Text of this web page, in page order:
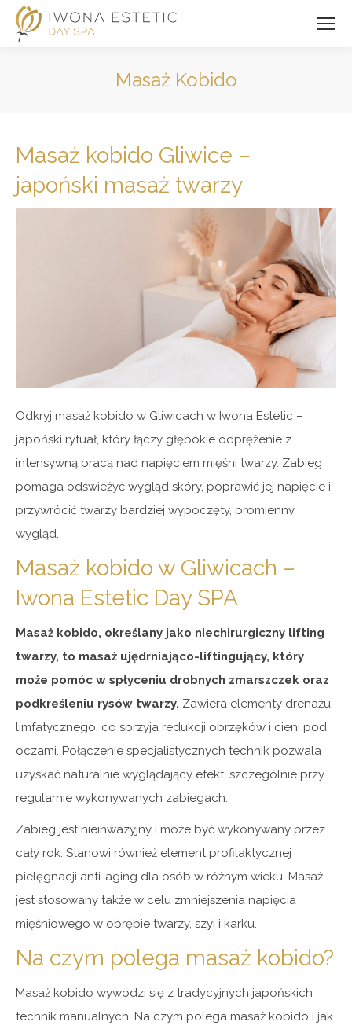
Masaż Kobido
Masaż kobido Gliwice –
japoński masaż twarzy
Odkryj masaż kobido w Gliwicach w Iwona Estetic –
japoński rytuał, który łączy głębokie odprężenie z
intensywną pracą nad napięciem mięśni twarzy. Zabieg
pomaga odświeżyć wygląd skóry, poprawić jej napięcie i
przywrócić twarzy bardziej wypoczęty, promienny
wygląd.
Masaż kobido w Gliwicach –
Iwona Estetic Day SPA
Masaż kobido, określany jako niechirurgiczny lifting
twarzy, to masaż ujędrniająco-liftingujący, który
może pomóc w spłyceniu drobnych zmarszczek oraz
podkreśleniu rysów twarzy. Zawiera elementy drenażu
limfatycznego, co sprzyja redukcji obrzęków i cieni pod
oczami. Połączenie specjalistycznych technik pozwala
uzyskać naturalnie wyglądający efekt, szczególnie przy
regularnie wykonywanych zabiegach.
Zabieg jest nieinwazyjny i może być wykonywany przez
cały rok. Stanowi również element profilaktycznej
pielęgnacji anti-aging dla osób w różnym wieku. Masaż
jest stosowany także w celu zmniejszenia napięcia
mięśniowego w obrębie twarzy, szyi i karku.
Na czym polega masaż kobido?
Masaż kobido wywodzi się z tradycyjnych japońskich
technik manualnych. Na czym polega masaż kobido i jak